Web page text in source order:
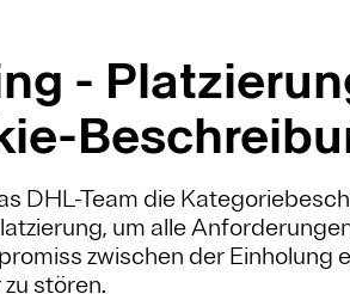
-
DHL-Team die
um alle
zwischen der Einholung
stören.